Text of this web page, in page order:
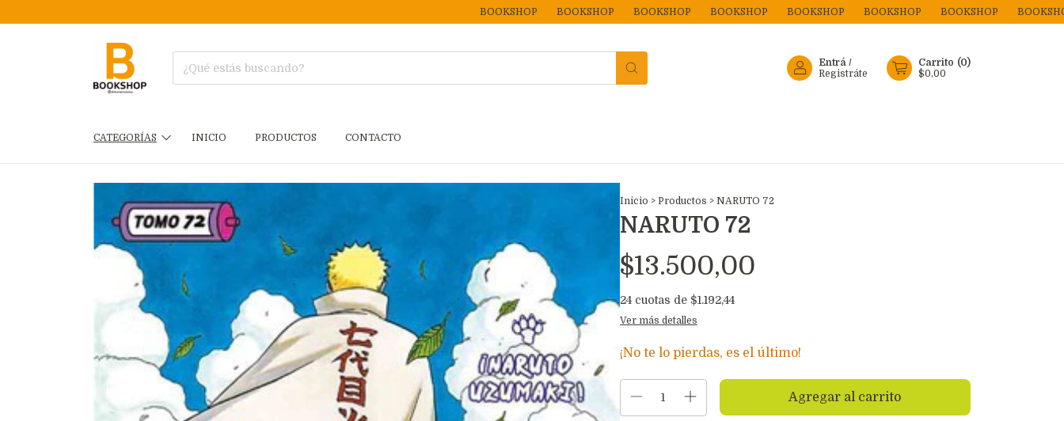
BOOKSHOP BOOKSHOP BOOKSHOP BOOKSHOP BOOKSHOP BOOKSHOP BOOKSHOP BOOKSHOP
Entrá /
Registráte
Carrito (0)
$0,00
CATEGORÍAS INICIO PRODUCTOS CONTACTO
Inicio > Productos > NARUTO 72
NARUTO 72
$13.500,00
24 cuotas de $1.192,44
Ver más detalles
¡No te lo pierdas, es el último!